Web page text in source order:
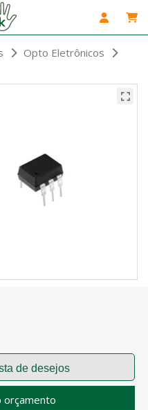
Opto Eletrônicos